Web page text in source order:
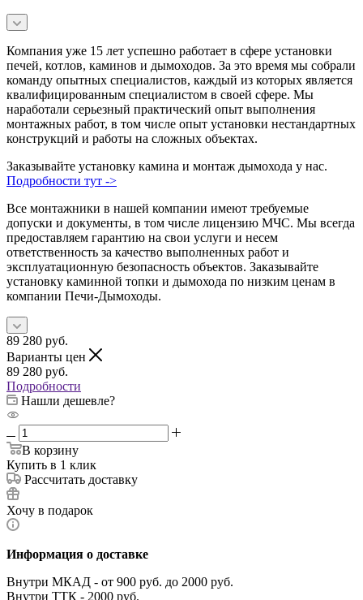
Компания уже 15 лет успешно работает в сфере установки
печей, котлов, каминов и дымоходов. За это время мы собрали
команду опытных специалистов, каждый из которых является
квалифицированным специалистом в своей сфере. Мы
наработали серьезный практический опыт выполнения
монтажных работ, в том числе опыт установки нестандартных
конструкций и работы на сложных объектах.
Заказывайте установку камина и монтаж дымохода у нас.
Подробности тут ->
Все монтажники в нашей компании имеют требуемые
допуски и документы, в том числе лицензию МЧС. Мы всегда
предоставляем гарантию на свои услуги и несем
ответственность за качество выполненных работ и
эксплуатационную безопасность объектов. Заказывайте
установку каминной топки и дымохода по низким ценам в
компании Печи-Дымоходы.
89 280 руб.
Варианты цен
89 280 руб.
Подробности
Нашли дешевле?
В корзину
Купить в 1 клик
Рассчитать доставку
Хочу в подарок
Информация о доставке
Внутри МКАД - от 900 руб. до 2000 руб.
Внутри ТТК - 2000 руб.